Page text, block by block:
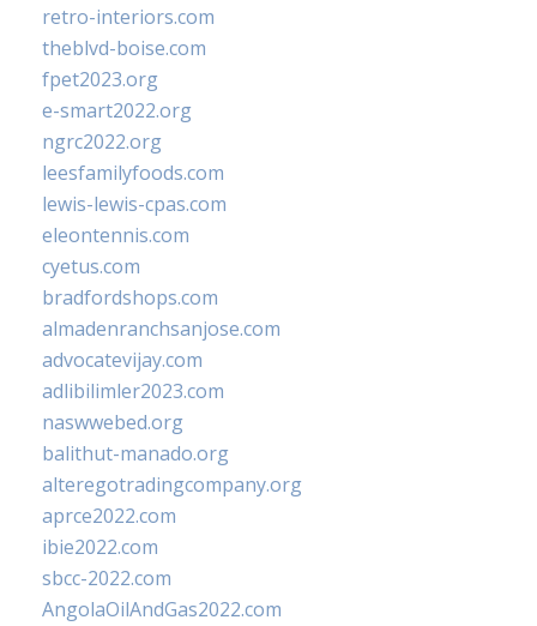
retro-interiors.com
theblvd-boise.com
fpet2023.org
e-smart2022.org
ngrc2022.org
leesfamilyfoods.com
lewis-lewis-cpas.com
eleontennis.com
cyetus.com
bradfordshops.com
almadenranchsanjose.com
advocatevijay.com
adlibilimler2023.com
naswwebed.org
balithut-manado.org
alteregotradingcompany.org
aprce2022.com
ibie2022.com
sbcc-2022.com
AngolaOilAndGas2022.com